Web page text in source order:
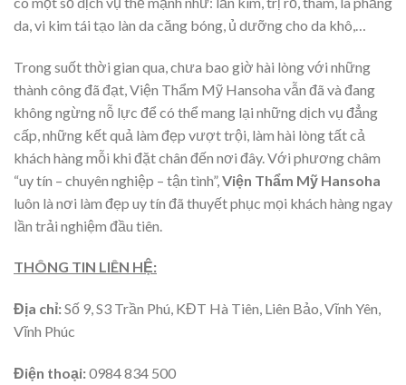
da, vi kim tái tạo làn da căng bóng, ủ dưỡng cho da khô,…
Trong suốt thời gian qua, chưa bao giờ hài lòng với những
thành công đã đạt, Viện Thẩm Mỹ Hansoha vẫn đã và đang
không ngừng nỗ lực để có thể mang lại những dịch vụ đẳng
cấp, những kết quả làm đẹp vượt trội, làm hài lòng tất cả
khách hàng mỗi khi đặt chân đến nơi đây. Với phương châm
“uy tín – chuyên nghiệp – tận tình”, Viện Thẩm Mỹ Hansoha
luôn là nơi làm đẹp uy tín đã thuyết phục mọi khách hàng ngay
lần trải nghiệm đầu tiên.
THÔNG TIN LIÊN HỆ:
Địa chỉ:Số 9, S3 Trần Phú, KĐT Hà Tiên, Liên Bảo, Vĩnh Yên,
Vĩnh Phúc
Điện thoại:0984 834 500